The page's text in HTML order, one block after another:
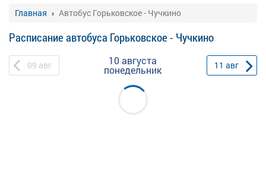
Главная Автобус Горьковское - Чучкино
Расписание автобуса Горьковское - Чучкино
09 авг 10 августа
понедельник 11 авг